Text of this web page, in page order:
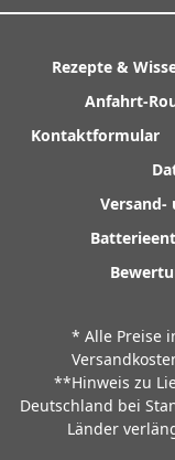
Rezepte &
Anfahrt-
Kontaktformular
Versand-
* Alle Preise
**Hinweis zu
Deutschland bei
Länder